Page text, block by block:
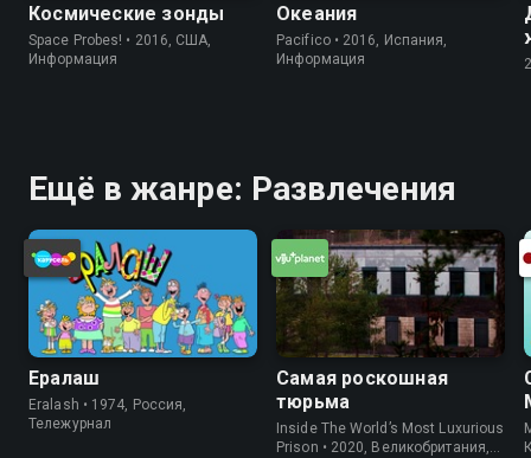
Космические зонды
Space Probes! • 2016, США,
Информация
Океания
Pacifico • 2016, Испания,
Информация
Ещё в жанре: Развлечения
Ералаш
Eralash • 1974, Россия,
Тележурнал
Самая роскошная
тюрьма
Inside The World’s Most Luxurious
Prison • 2020, Великобритания,